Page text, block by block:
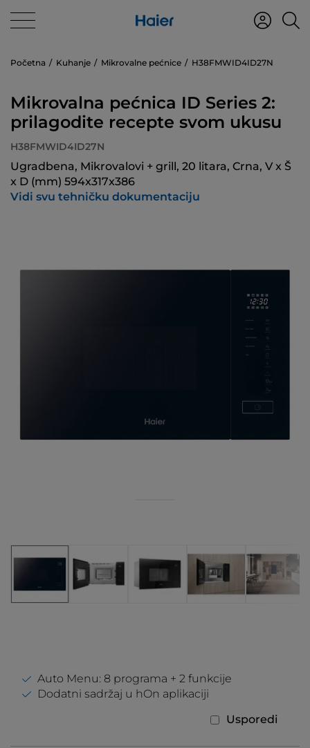
Početna Kuhanje Mikrovalne pećnice H38FMWID4ID27N
Mikrovalna pećnica ID Series 2:
prilagodite recepte svom ukusu
H38FMWID4ID27N
Ugradbena, Mikrovalovi + grill, 20 litara, Crna, V x Š
x D (mm) 594x317x386
Vidi svu tehničku dokumentaciju
Auto Menu: 8 programa + 2 funkcije
Dodatni sadržaj u hOn aplikaciji
Usporedi